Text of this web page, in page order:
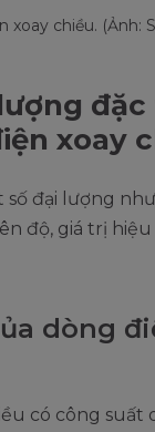
xoay chiều. (Ảnh:
xoay
đại lượng
độ, giá trị
dòng
có công suất